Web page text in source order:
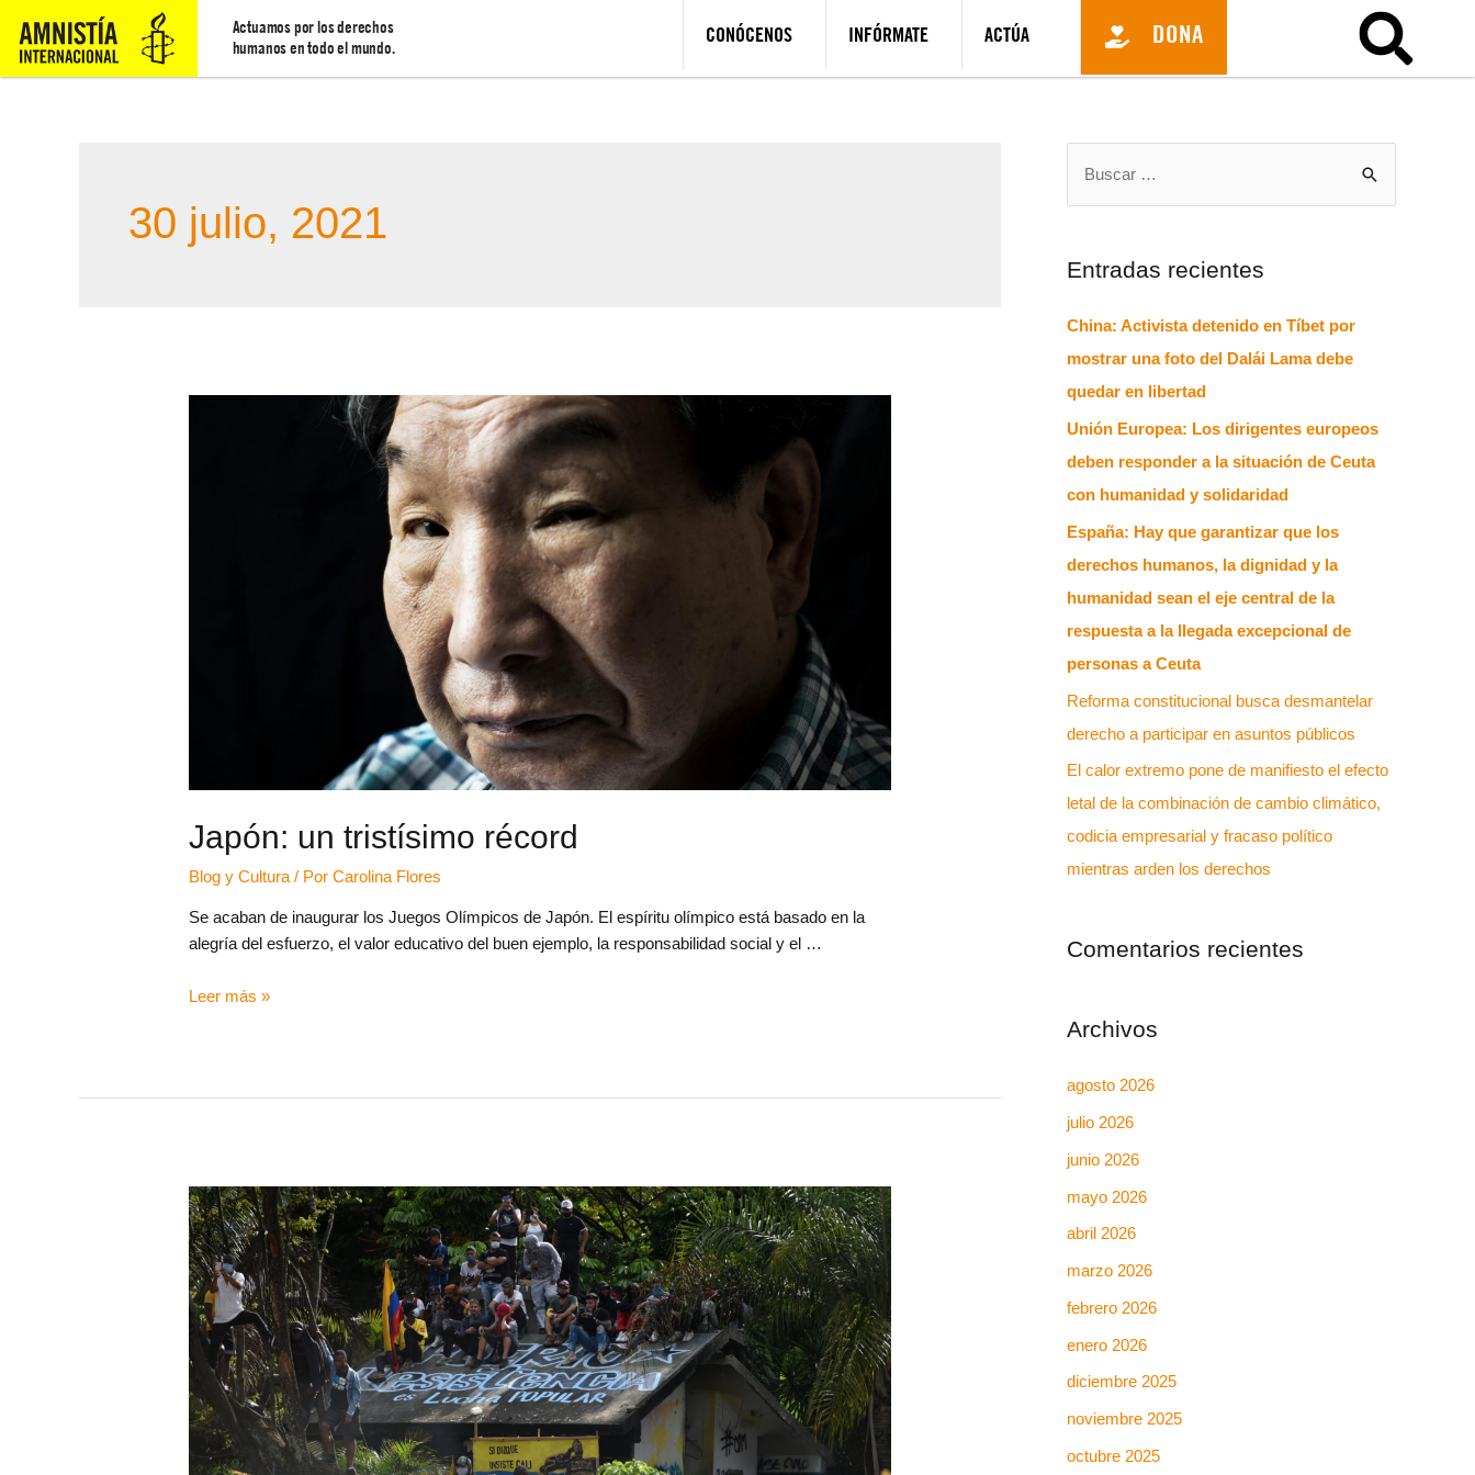
Actuamos por los derechos
humanos en todo el mundo.
CONÓCENOS INFÓRMATE ACTÚA DONA
30 julio, 2021
Japón: un tristísimo récord
Blog y Cultura / PorCarolina Flores
Se acaban de inaugurar los Juegos Olímpicos de Japón. El espíritu olímpico está basado en la
alegría del esfuerzo, el valor educativo del buen ejemplo, la responsabilidad social y el …
Leer más »
Entradas recientes
China: Activista detenido en Tíbet por
mostrar una foto del Dalái Lama debe
quedar en libertad
Unión Europea: Los dirigentes europeos
deben responder a la situación de Ceuta
con humanidad y solidaridad
España: Hay que garantizar que los
derechos humanos, la dignidad y la
humanidad sean el eje central de la
respuesta a la llegada excepcional de
personas a Ceuta
Reforma constitucional busca desmantelar
derecho a participar en asuntos públicos
El calor extremo pone de manifiesto el efecto
letal de la combinación de cambio climático,
codicia empresarial y fracaso político
mientras arden los derechos
Comentarios recientes
Archivos
agosto 2026
julio 2026
junio 2026
mayo 2026
abril 2026
marzo 2026
febrero 2026
enero 2026
diciembre 2025
noviembre 2025
octubre 2025